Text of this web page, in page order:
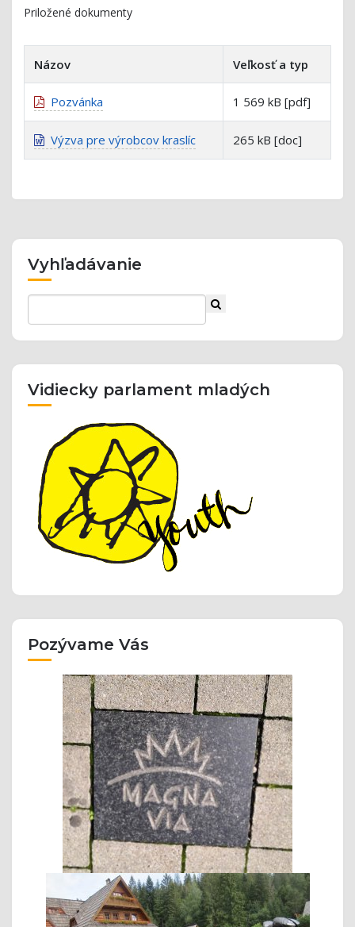
Priložené dokumenty
Názov Veľkosť a typ
Pozvánka 1 569 kB [pdf]
Výzva pre výrobcov kraslíc 265 kB [doc]
Vyhľadávanie
Vidiecky parlament mladých
Pozývame Vás